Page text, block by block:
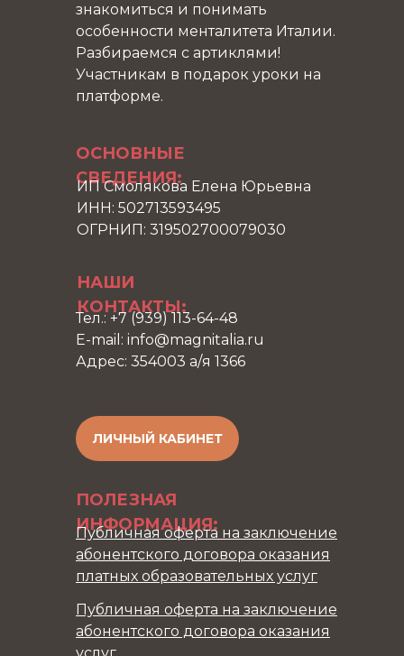
ЛИЧНЫЙ КАБИНЕТ
ОСНОВНЫЕ
СВЕДЕНИЯ:
НАШИ
КОНТАКТЫ:
ПОЛЕЗНАЯ
ИНФОРМАЦИЯ:
ИП Смолякова Елена Юрьевна
ИНН: 502713593495
ОГРНИП: 319502700079030
знакомиться и понимать
особенности менталитета Италии.
Разбираемся с артиклями!
Участникам в подарок уроки на
платформе.
Публичная оферта на заключение
абонентского договора оказания
Публичная оферта на заключение
абонентского договора оказания
платных образовательных услуг
Тел.: +7 (939) 113-64-48
E-mail: info@magnitalia.ru
Адрес: 354003 а/я 1366